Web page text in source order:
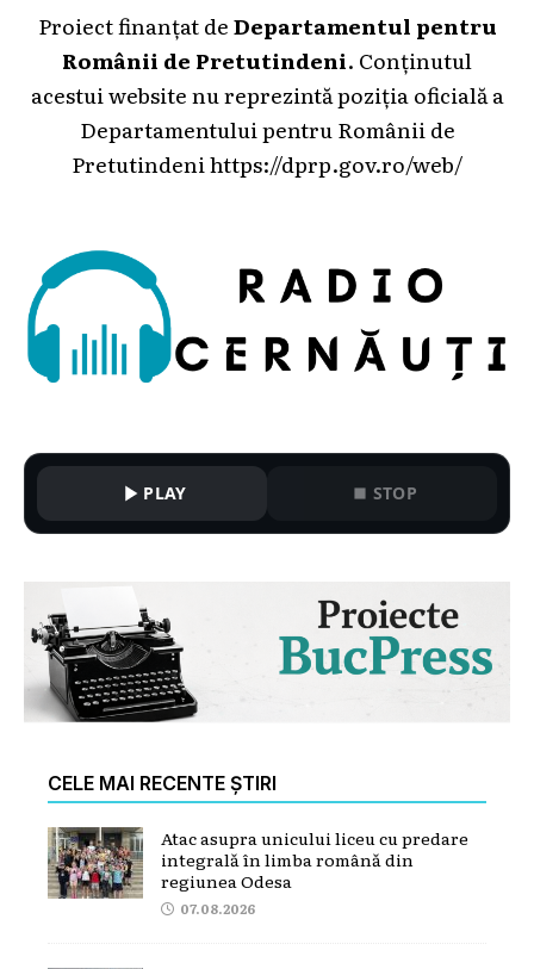
Proiect finanțat deDepartamentul pentru
Românii de Pretutindeni. Conținutul
acestui website nu reprezintă poziția oficială a
Departamentului pentru Românii de
Pretutindeni https://dprp.gov.ro/web/
PLAY STOP
CELE MAI RECENTE ȘTIRI
Atac asupra unicului liceu cu predare
integrală în limba română din
regiunea Odesa
07.08.2026